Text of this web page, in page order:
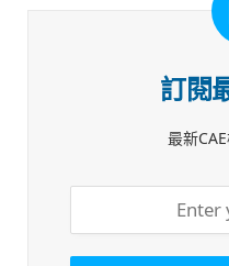
訂閱
最新